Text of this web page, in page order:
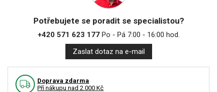
Potřebujete se poradit se specialistou?
+420 571 623 177Po - Pá 7:00 - 16:00 hod.
Zaslat dotaz na e-mail
Doprava zdarma
Pří nákupu nad 2.000 Kč